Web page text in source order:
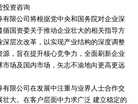
投资咨询
有限公司将根据党中央和国务院对企业深
循国资委关于推动企业壮大的相关指导方
深层次改革，以实现产业结构的深度调整
，旨在提升核心竞争力，全面刷新企业
市场及国内市场，矢志不渝地向更高更远
有限公司在发展中注重与业界人士合作交
大。在客户层面中力求广泛 建立稳定的